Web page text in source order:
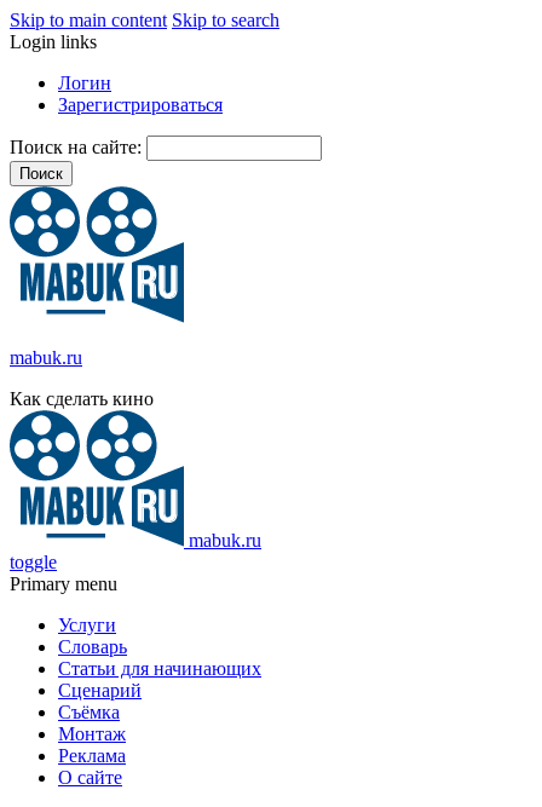
Skip to main content Skip to search
Login links
Логин
Зарегистрироваться
Поиск на сайте:
mabuk.ru
Как сделать кино
mabuk.ru
toggle
Primary menu
Услуги
Словарь
Статьи для начинающих
Сценарий
Съёмка
Монтаж
Реклама
О сайте